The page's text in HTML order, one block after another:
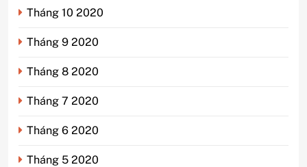
Tháng 10 2020
Tháng 9 2020
Tháng 8 2020
Tháng 7 2020
Tháng 6 2020
Tháng 5 2020